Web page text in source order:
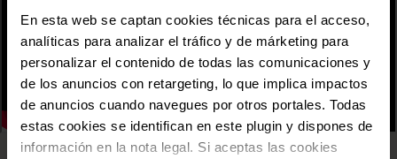
En esta web se captan cookies técnicas para el acceso,
analíticas para analizar el tráfico y de márketing para
personalizar el contenido de todas las comunicaciones y
de los anuncios con retargeting, lo que implica impactos
de anuncios cuando navegues por otros portales. Todas
estas cookies se identifican en este plugin y dispones de
información en la nota legal. Si aceptas las cookies